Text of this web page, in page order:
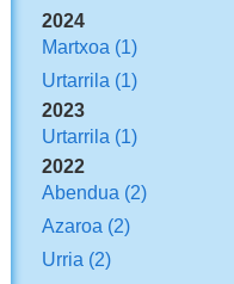
2024
Martxoa (1)
Urtarrila (1)
2023
Urtarrila (1)
2022
Abendua (2)
Azaroa (2)
Urria (2)